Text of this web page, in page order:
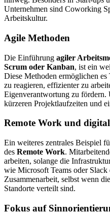
Unternehmen sind Coworking
Arbeitskultur.
Agile Methoden
Die Einführung agiler
Scrum oder Kanban, ist ein
Diese Methoden ermög­lichen
zu reagieren, effizi­enter zu
Eigenverantwortung zu fördern.
kürzeren Projektlaufzeiten und
Remote Work und
Ein weiteres zentrales Beispiel
des Remote Work.
arbeiten, solange die
wie Microsoft Teams oder
Zusammenarbeit, selbst wenn
Standorte verteilt sind.
Fokus auf